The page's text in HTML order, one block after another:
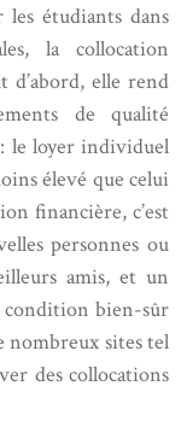
les étudiants dans
la collocation
d’abord, elle rend
de qualité
le loyer individuel
élevé que celui
financière, c’est
personnes ou
amis, et un
condition bien-sûr
nombreux sites tel
des collocations